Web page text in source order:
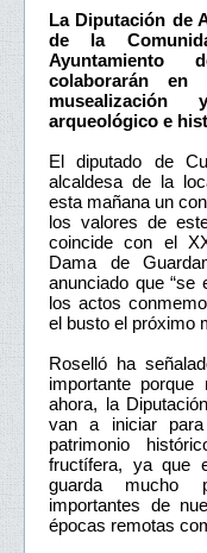
La Diputación de
de la
Ayuntamiento
colaborarán en
arqueológico e
El diputado de
alcaldesa de la
esta mañana un
los valores de
coincide con el
Dama de
anunciado que “se
los actos
el busto el próximo
Roselló ha
importante
ahora, la
van a iniciar
patrimonio
fructífera, ya que
guarda mucho
importantes de
épocas remotas